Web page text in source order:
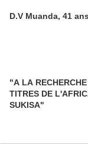
D.V Muanda, 41
"A LA
TITRES DE
SUKISA"